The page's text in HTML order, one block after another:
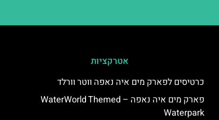
אטרקציות
כרטיסים לפארק מים איה נאפה ווטר וורלד
פארק מים איה נאפה – ‪‪WaterWorld Themed
Waterpark‬‬